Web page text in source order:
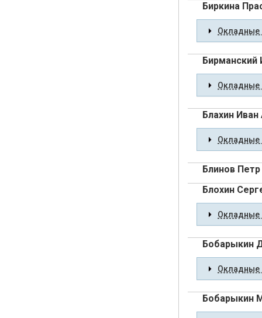
Биркина
Окладные
Бирманский
Окладные
Блахин
Окладные
Блинов
Блохин
Окладные
Бобарыкин
Окладные
Бобарыкин